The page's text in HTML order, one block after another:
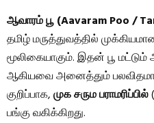
ஆவாரம் பூ (Aavaram Poo /
தமிழ் மருத்துவத்தில்
மூலிகையாகும். இதன் பூ
ஆகியவை அனைத்தும்
குறிப்பாக,முக சரும பராமரிப்பில்
பங்கு வகிக்கிறது.